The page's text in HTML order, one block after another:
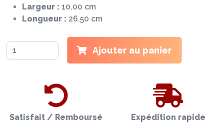
Largeur : 10.00 cm
Longueur : 26.50 cm
Ajouter au panier
Satisfait / Remboursé Expédition rapide